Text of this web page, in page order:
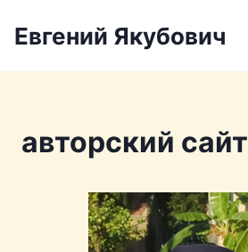
Евгений Якубович
авторский сайт